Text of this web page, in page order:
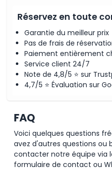
Réservez en toute
Garantie du meilleur prix
Pas de frais de
Paiement entièrement
Service client 24/7
Note de 4,8/5 ⭐ sur
4,7/5 ⭐ Évaluation sur
FAQ
Voici quelques questions
avez d'autres questions ou
contacter notre équipe via
formulaire de contact ou